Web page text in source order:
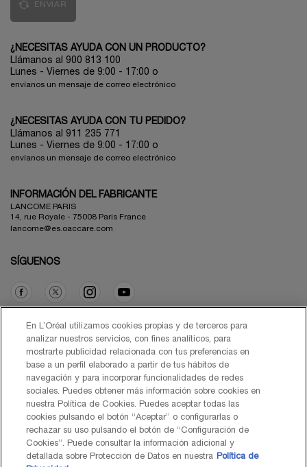
ENVIAR
¿NECESITAS AYUDA CON UN PRODUCTO?
Llámanos al 900 813 100
Lunes - Viernes de 9:00 - 17:00 o
envíanos un mensaje de correo electrónico
¿NECESITAS AYUDA CON TU PEDIDO?
Llámanos al 911 235 771
Lunes - Viernes de 9:00 - 17:00 o
envíanos un mensaje de correo electrónico
INFORMACIÓN DEL FABRICANTE
LANCOME PARIS
14, rue Royale - 75008 Paris France
lancome@es.oaccare.com
SÍGUENOS
Opción de compra
€ - ES (ES)
© Lancôme 2026
En L’Oréal utilizamos cookies propias y de terceros para
analizar nuestros servicios, con fines analíticos, para
mostrarte publicidad relacionada con tus preferencias en
base a un perfil elaborado a partir de tus hábitos de
navegación y para incorporar funcionalidades de redes
sociales. Puedes obtener más información sobre cookies en
nuestra Política de Cookies. Puedes aceptar todas las
cookies pulsando el botón “Aceptar” o configurarlas o
rechazar su uso pulsando el botón de “Configuración de
Cookies”. Puede consultar la información adicional y
detallada sobre Protección de Datos en nuestra Política de